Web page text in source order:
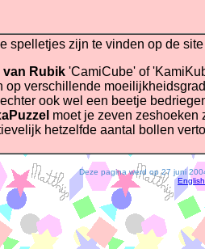
spelletjes zijn te vinden op de site
van Rubik'CamiCube' of
op verschillende
ook wel een beetje
moet je zeven zeshoeken
hetzelfde aantal bollen
Deze pagina werd op 27 juni
English